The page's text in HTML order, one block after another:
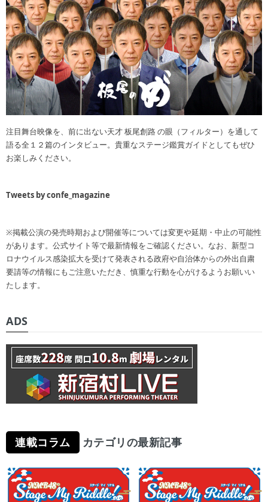
注目舞台映像を、前に出ない天才 板尾創路 の眼（フィルター）を通して
語る全１２篇のインタビュー。貴重なステージ鑑賞ガイドとしてもぜひ
お楽しみください。
Tweets by confe_magazine
※掲載公演の発売時期および開催等については変更や延期・中止の可能性
があります。公式サイト等で最新情報をご確認ください。なお、新型コ
ロナウイルス感染拡大を受けて発表される政府や自治体からの外出自粛
要請等の情報にもご注意いただき、慎重な行動を心がけるようお願いい
たします。
ADS
連載コラム カテゴリの最新記事